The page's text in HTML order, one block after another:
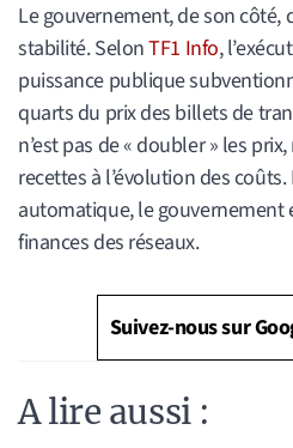
Le gouvernement, de son côté,
stabilité. SelonTF1 Info,
puissance publique
quarts du prix des billets de
n’est pas de « doubler » les
recettes à l’évolution des
automatique, le gouvernement
finances des réseaux.
Suivez-nous sur
A lire aussi :